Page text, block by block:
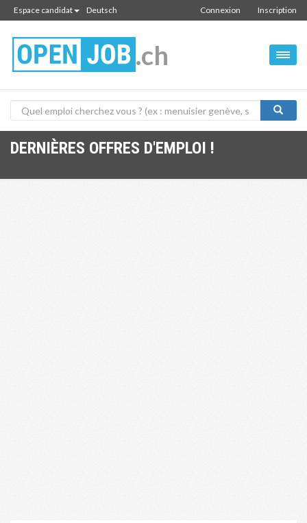
Espace candidat Deutsch Inscription
Connexion
.ch
DERNIÈRES OFFRES D'EMPLOI !